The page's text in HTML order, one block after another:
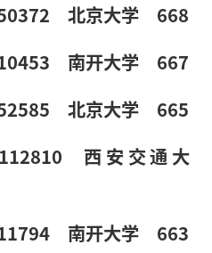
北京大学 668
南开大学 667
北京大学 665
西安交通大
南开大学 663